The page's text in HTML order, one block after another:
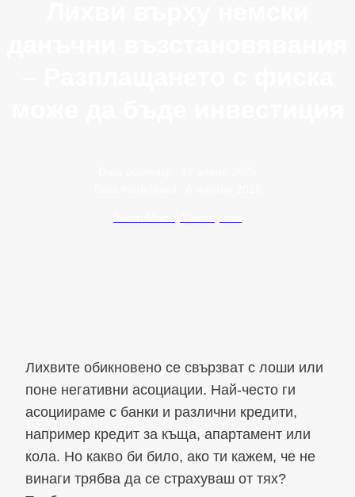
Лихвите обикновено се свързват с лоши или
поне негативни асоциации. Най-често ги
асоциираме с банки и различни кредити,
например кредит за къща, апартамент или
кола. Но какво би било, ако ти кажем, че не
винаги трябва да се страхуваш от тях?